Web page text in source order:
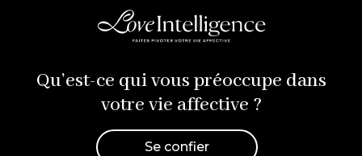
Qu’est-ce qui vous préoccupe dans
votre vie affective ?
Se confier